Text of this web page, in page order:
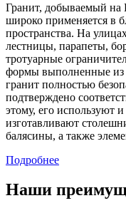
Гранит, добываемый на
широко применяется в
пространства. На
лестницы, парапеты,
тротуарные
формы выполненные из
гранит полностью
подтверждено
этому, его используют
изготавливают
балясины, а также
Подробнее
Наши